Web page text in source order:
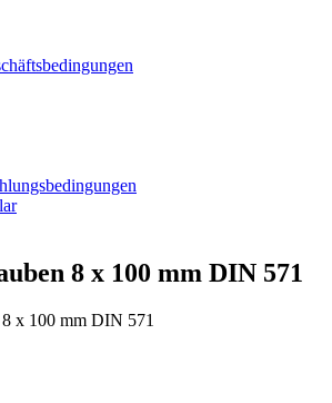
8 x 100 mm DIN 571